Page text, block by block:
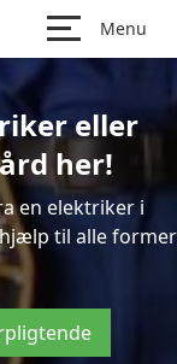
Menu
eller
her!
en elektriker i
til alle former